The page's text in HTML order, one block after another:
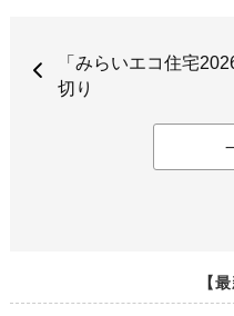
「みらいエコ住宅
切り
【